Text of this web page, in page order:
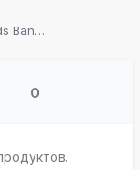
Mobile Legends Bang Bang
О